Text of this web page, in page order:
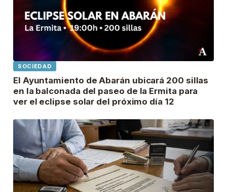
SOCIEDAD
El Ayuntamiento de Abarán ubicará 200 sillas
en la balconada del paseo de la Ermita para
ver el eclipse solar del próximo día 12